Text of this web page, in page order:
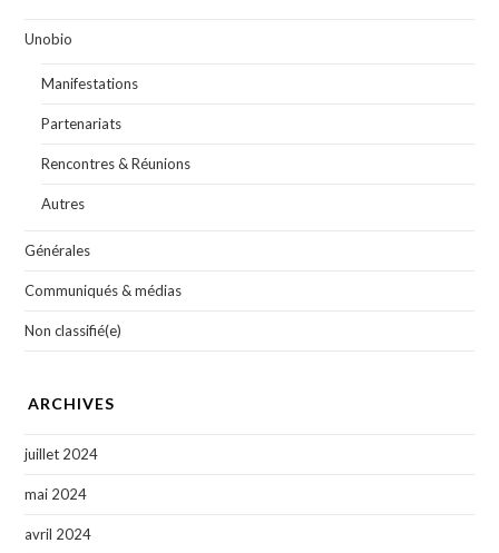
Unobio
Manifestations
Partenariats
Rencontres & Réunions
Autres
Générales
Communiqués & médias
Non classifié(e)
ARCHIVES
juillet 2024
mai 2024
avril 2024